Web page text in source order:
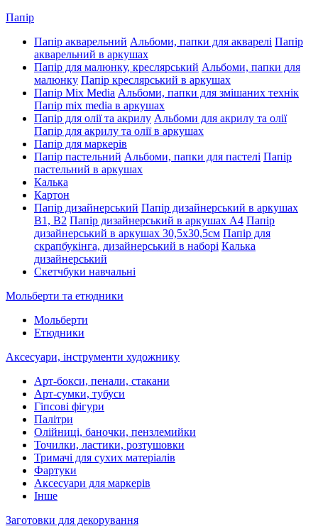
Папір
Папір акварельний Альбоми, папки для акварелі Папір
акварельний в аркушах
Папір для малюнку, креслярський Альбоми, папки для
малюнку Папір креслярський в аркушах
Папір Mix Media Альбоми, папки для змішаних технік
Папір mix media в аркушах
Папір для олії та акрилу Альбоми для акрилу та олії
Папір для акрилу та олії в аркушах
Папір для маркерів
Папір пастельний Альбоми, папки для пастелі Папір
пастельний в аркушах
Калька
Картон
Папір дизайнерський Папір дизайнерський в аркушах
В1, В2 Папір дизайнерський в аркушах А4 Папір
дизайнерський в аркушах 30,5х30,5см Папір для
скрапбукінга, дизайнерський в наборі Калька
дизайнерський
Скетчбуки навчальні
Мольберти та етюдники
Мольберти
Етюдники
Аксесуари, інструменти художнику
Арт-бокси, пенали, стакани
Арт-сумки, тубуси
Гіпсові фігури
Палітри
Олійниці, баночки, пензлемийки
Точилки, ластики, розтушовки
Тримачі для сухих матеріалів
Фартуки
Аксесуари для маркерів
Інше
Заготовки для декорування